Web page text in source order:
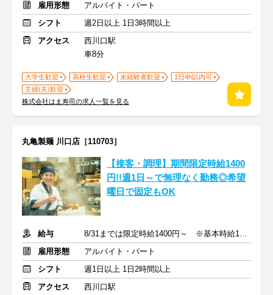
雇用形態
アルバイト・パート
シフト
週2日以上 1日3時間以上
アクセス
西川口駅
車8分
大学生歓迎 高校生歓迎 未経験者歓迎
1日4h以内可
主婦(夫)歓迎
株式会社はま寿司の求人一覧を見る
丸亀製麺 川口店［110703］
【接客・調理】期間限定時給1400
円!!週1日～で無理なく勤務◎希望
曜日で固定もOK
給与
8/31までは限定時給1400円～ ※基本時給1200円～
雇用形態
アルバイト・パート
シフト
週1日以上 1日2時間以上
アクセス
西川口駅